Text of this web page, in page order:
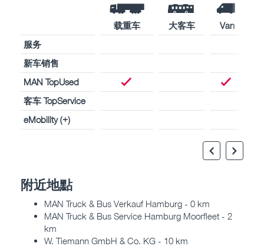
载重车 大客车
Van
服务
新车销售
MAN TopUsed
客车 TopService
eMobility (+)
附近地點
MAN Truck & Bus Verkauf Hamburg - 0 km
MAN Truck & Bus Service Hamburg Moorfleet - 2
km
W. Tiemann GmbH & Co. KG - 10 km